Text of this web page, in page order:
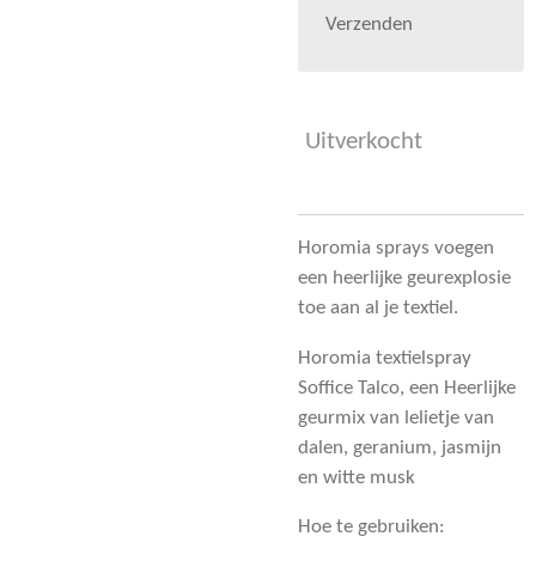
Verzenden
Uitverkocht
Horomia sprays voegen
een heerlijke geurexplosie
toe aan al je textiel.
Horomia textielspray
Soffice Talco, een Heerlijke
geurmix van lelietje van
dalen, geranium, jasmijn
en witte musk
Hoe te gebruiken: